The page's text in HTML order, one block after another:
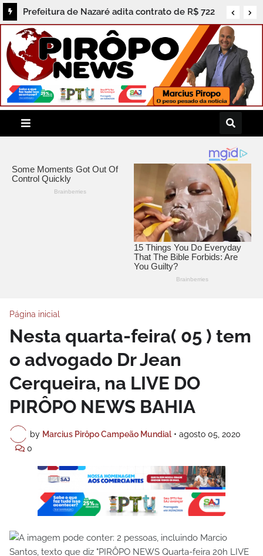
Prefeitura de Nazaré adita contrato de R$ 722
mil e população cobra prestação de contas dos
serviços
Página inicial
Nesta quarta-feira( 05 ) tem
o advogado Dr Jean
Cerqueira, na LIVE DO
PIRÔPO NEWS BAHIA
by Marcius Pirôpo Campeão Mundial • agosto 05, 2020
0